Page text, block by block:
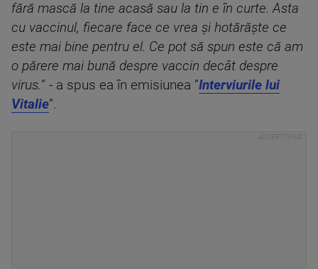
fără mască la tine acasă sau la tin e în curte. Asta
cu vaccinul, fiecare face ce vrea și hotărăște ce
este mai bine pentru el. Ce pot să spun este că am
o părere mai bună despre vaccin decât despre
virus.” - a spus ea în emisiunea ”Interviurile lui
Vitalie”.